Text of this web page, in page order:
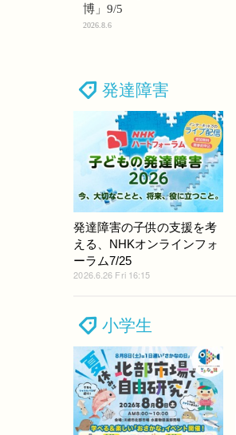
博」9/5
2026.8.6
発達障害
発達障害の子供の支援を考
える、NHKオンラインフォ
ーラム7/25
2026.6.26 Fri 16:15
小学生